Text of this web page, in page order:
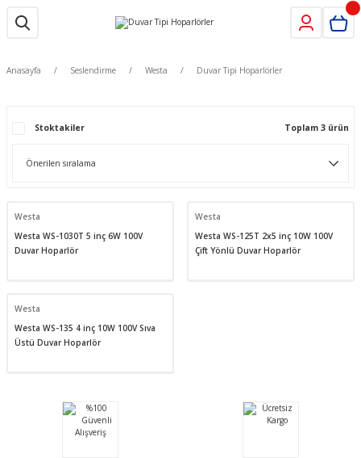
Anasayfa Seslendirme Westa Duvar Tipi Hoparlörler
Stoktakiler Toplam 3 ürün
Westa
Westa WS-1030T 5 inç 6W 100V
Duvar Hoparlör
Westa
Westa WS-125T 2x5 inç 10W 100V
Çift Yönlü Duvar Hoparlör
Westa
Westa WS-135 4 inç 10W 100V Sıva
Üstü Duvar Hoparlör